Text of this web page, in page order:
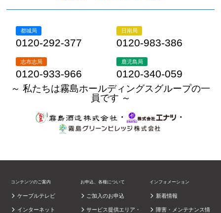
都城局
0120-292-377
日南局
0120-983-386
志布志局
0120-933-966
鹿児島局
0120-340-059
～ 私たちは霧島ホールディングスグループの一
員です ～
・
・
コンテンツのご案内
ケーブルテレビ
インターネット
お申込、各種について
ご加入のお申込
サービス提供エリア・
インフォメーション
新着情報
障害・メンテナンス情